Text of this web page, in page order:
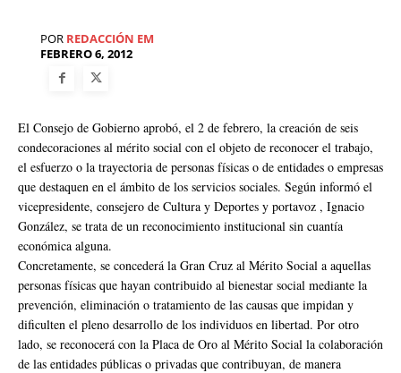
POR REDACCIÓN EM
FEBRERO 6, 2012
El Consejo de Gobierno aprobó, el 2 de febrero, la creación de seis
condecoraciones al mérito social con el objeto de reconocer el trabajo,
el esfuerzo o la trayectoria de personas físicas o de entidades o empresas
que destaquen en el ámbito de los servicios sociales. Según informó el
vicepresidente, consejero de Cultura y Deportes y portavoz , Ignacio
González, se trata de un reconocimiento institucional sin cuantía
económica alguna.
Concretamente, se concederá la Gran Cruz al Mérito Social a aquellas
personas físicas que hayan contribuido al bienestar social mediante la
prevención, eliminación o tratamiento de las causas que impidan y
dificulten el pleno desarrollo de los individuos en libertad. Por otro
lado, se reconocerá con la Placa de Oro al Mérito Social la colaboración
de las entidades públicas o privadas que contribuyan, de manera